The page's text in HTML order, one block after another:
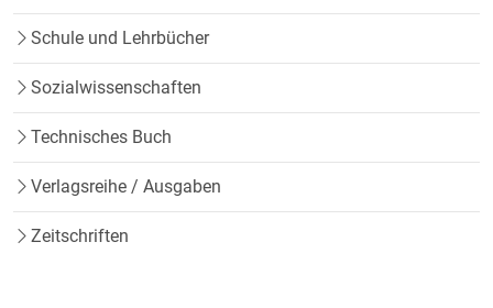
Schule und Lehrbücher
Sozialwissenschaften
Technisches Buch
Verlagsreihe / Ausgaben
Zeitschriften